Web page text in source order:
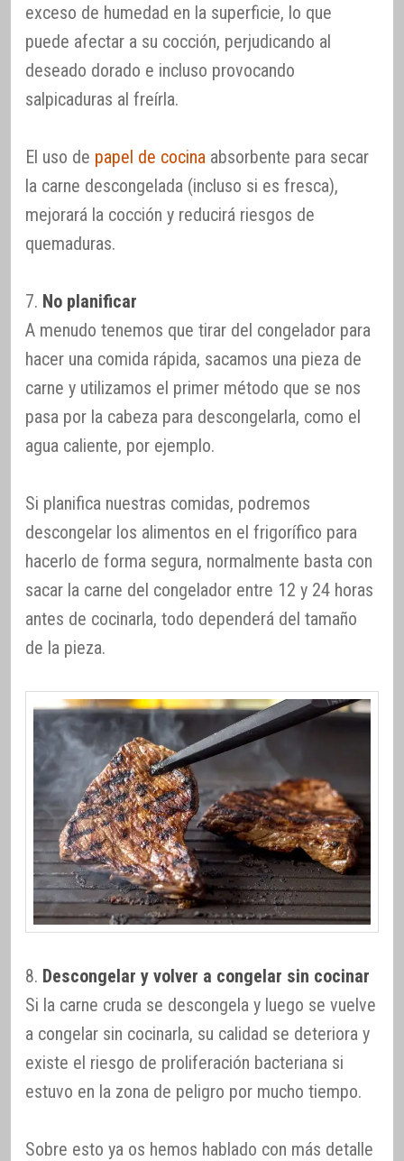
exceso de humedad en la superficie, lo que
puede afectar a su cocción, perjudicando al
deseado dorado e incluso provocando
salpicaduras al freírla.
El uso de papel de cocina absorbente para secar
la carne descongelada (incluso si es fresca),
mejorará la cocción y reducirá riesgos de
quemaduras.
7. No planificar
A menudo tenemos que tirar del congelador para
hacer una comida rápida, sacamos una pieza de
carne y utilizamos el primer método que se nos
pasa por la cabeza para descongelarla, como el
agua caliente, por ejemplo.
Si planifica nuestras comidas, podremos
descongelar los alimentos en el frigorífico para
hacerlo de forma segura, normalmente basta con
sacar la carne del congelador entre 12 y 24 horas
antes de cocinarla, todo dependerá del tamaño
de la pieza.
8. Descongelar y volver a congelar sin cocinar
Si la carne cruda se descongela y luego se vuelve
a congelar sin cocinarla, su calidad se deteriora y
existe el riesgo de proliferación bacteriana si
estuvo en la zona de peligro por mucho tiempo.
Sobre esto ya os hemos hablado con más detalle